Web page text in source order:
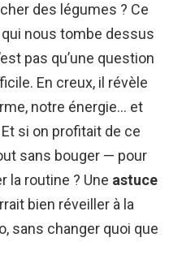
des légumes ? Ce
nous tombe dessus
pas qu’une question
En creux, il révèle
notre énergie… et
si on profitait de ce
sans bouger — pour
la routine ? Une astuce
bien réveiller à la
sans changer quoi que